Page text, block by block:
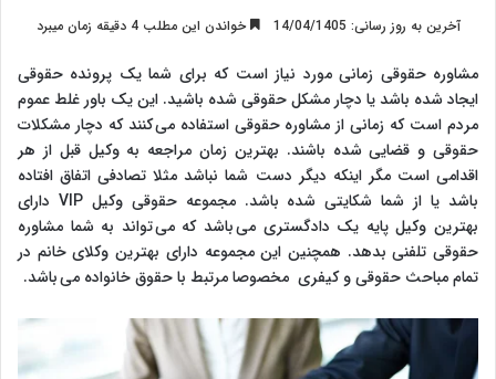
آخرین به روز رسانی: 14/04/1405 خواندن این مطلب 4 دقیقه زمان میبرد
مشاوره حقوقی زمانی مورد نیاز است که برای شما یک پرونده حقوقی
ایجاد شده باشد یا دچار مشکل حقوقی شده باشید. این یک باور غلط عموم
مردم است که زمانی از مشاوره حقوقی استفاده می کنند که دچار مشکلات
حقوقی و قضایی شده باشند. بهترین زمان مراجعه به وکیل قبل از هر
اقدامی است مگر اینکه دیگر دست شما نباشد مثلا تصادفی اتفاق افتاده
باشد یا از شما شکایتی شده باشد. مجموعه حقوقی وکیل VIP دارای
بهترین وکیل پایه یک دادگستری می باشد که می تواند به شما مشاوره
حقوقی تلفنی بدهد. همچنین این مجموعه دارای بهترین وکلای خانم در
تمام مباحث حقوقی و کیفری مخصوصا مرتبط با حقوق خانواده می باشد.